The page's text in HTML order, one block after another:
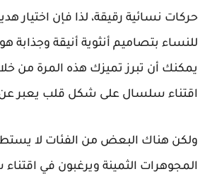
حركات نسائية رقيقة، لذا فإن اختيار
للنساء بتصاميم أنثوية أنيقة وجذابة
يمكنك أن تبرز تميزك هذه المرة من
اقتناء سلسال على شكل قلب يعبر
ولكن هناك البعض من الفئات لا
المجوهرات الثمينة ويرغبون في